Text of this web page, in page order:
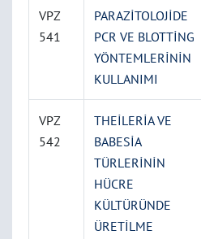
VPZ
541
PARAZİTOLOJİDE
PCR VE BLOTTİNG
YÖNTEMLERİNİN
KULLANIMI
VPZ
542
THEİLERİA VE
BABESİA
TÜRLERİNİN
HÜCRE
KÜLTÜRÜNDE
ÜRETİLME